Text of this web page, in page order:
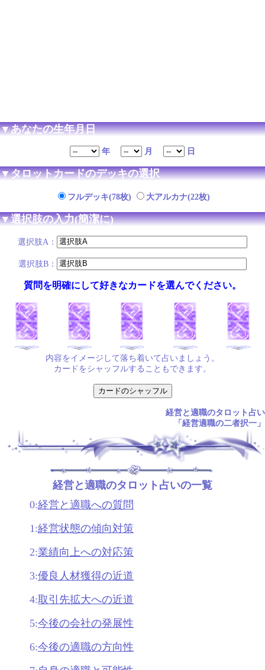
▼あなたの生年月日
年 月 日
▼タロットカードのデッキの選択
フルデッキ(78枚) 大アルカナ(22枚)
▼選択肢の入力(簡潔に)
選択肢A：
選択肢B：
質問を明確にして好きなカードを選んでください。
内容をイメージして落ち着いて占いましょう。
カードをシャッフルすることもできます。
経営と適職のタロット占い
「経営適職の二者択一」
経営と適職のタロット占いの一覧
0:経営と適職への質問
1:経営状態の傾向対策
2:業績向上への対応策
3:優良人材獲得の近道
4:取引先拡大への近道
5:今後の会社の発展性
6:今後の適職の方向性